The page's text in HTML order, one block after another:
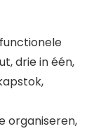
drie in één,
organiseren,